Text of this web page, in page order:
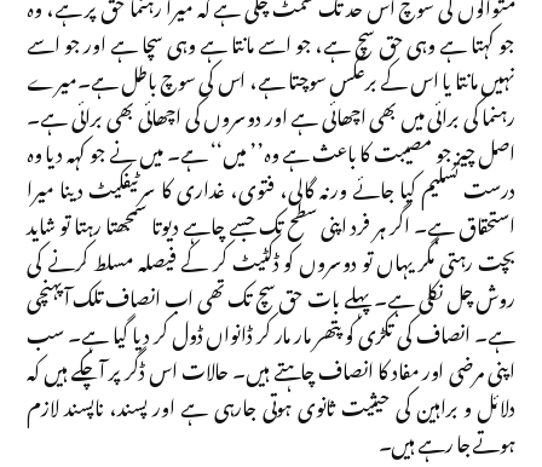
جو کہتا ہے وہی حق سچ ہے، جو اسے مانتا ہے وہی سچا ہے اور جو اسے
نہیں مانتا یا اس کے برعکس سوچتا ہے، اس کی سوچ باطل ہے۔میرے
رہنما کی برائی میں بھی اچھائی ہے اور دوسروں کی اچھائی بھی برائی ہے۔
اصل چیز جو مصیبت کا باعث ہے وہ’’ میں‘‘ ہے۔ میں نے جو کہہ دیا وہ
درست تسلیم کیا جائے ورنہ گالی، فتوی، غداری کا سرٹیفکیٹ دینا میرا
استحقاق ہے۔ اگر ہر فرد اپنی سطح تک جسے چاہے دیوتا سمجھتا رہتا تو شاید
بچت رہتی مگر یہاں تو دوسروں کو ڈکٹیٹ کر کے فیصلہ مسلط کرنے کی
روش چل نکلی ہے۔ پہلے بات حق سچ تک تھی اب انصاف تلک آپہنچی
ہے۔ انصاف کی تکڑی کو پتھر مار مار کر ڈانواں ڈول کر دیا گیا ہے۔ سب
اپنی مرضی اور مفاد کا انصاف چاہتے ہیں۔ حالات اس ڈگر پر آچکے ہیں کہ
دلائل و براہین کی حیثیت ثانوی ہوتی جارہی ہے اور پسند، ناپسند لازم
ہوتے جا رہے ہیں۔